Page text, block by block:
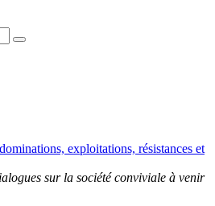
exploitations, résistances et
sur la société conviviale à venir